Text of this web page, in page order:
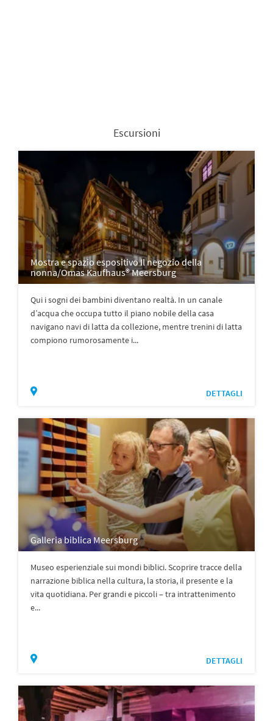
Escursioni
Mostra e spazio espositivo Il negozio della
nonna/Omas Kaufhaus® Meersburg
Qui i sogni dei bambini diventano realtà. In un canale
d’acqua che occupa tutto il piano nobile della casa
navigano navi di latta da collezione, mentre trenini di latta
compiono rumorosamente i...
DETTAGLI
Galleria biblica Meersburg
Museo esperienziale sui mondi biblici. Scoprire tracce della
narrazione biblica nella cultura, la storia, il presente e la
vita quotidiana. Per grandi e piccoli – tra intrattenimento
e...
DETTAGLI